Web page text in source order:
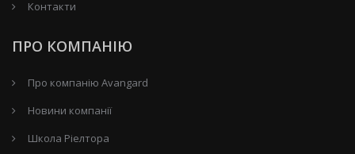
Контакти
ПРО КОМПАНІЮ
Про компанію Avangard
Новини компанії
Школа Ріелтора